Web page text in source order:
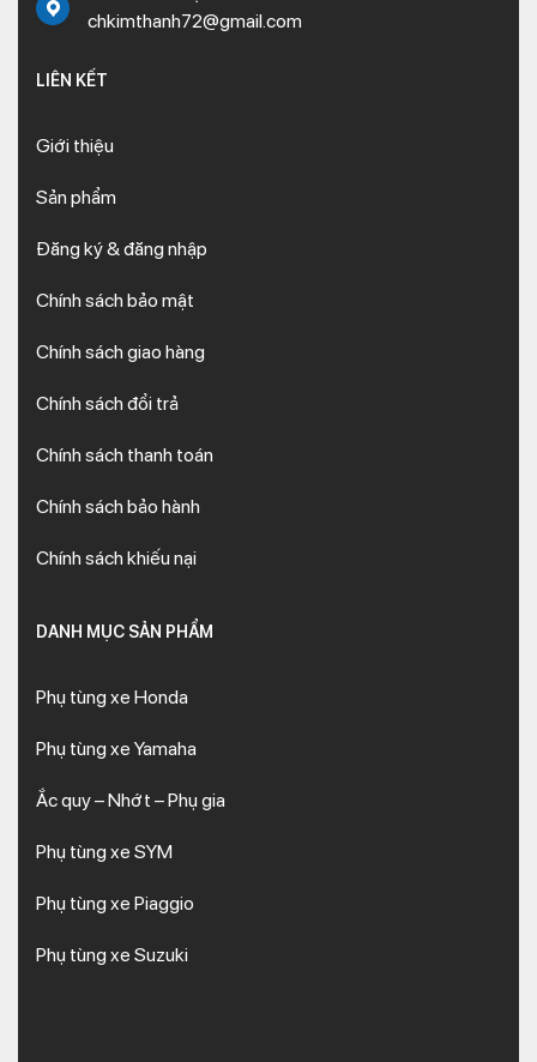
chkimthanh72@gmail.com
LIÊN KẾT
Giới thiệu
Sản phẩm
Đăng ký & đăng nhập
Chính sách bảo mật
Chính sách giao hàng
Chính sách đổi trả
Chính sách thanh toán
Chính sách bảo hành
Chính sách khiếu nại
DANH MỤC SẢN PHẨM
Phụ tùng xe Honda
Phụ tùng xe Yamaha
Ắc quy – Nhớt – Phụ gia
Phụ tùng xe SYM
Phụ tùng xe Piaggio
Phụ tùng xe Suzuki